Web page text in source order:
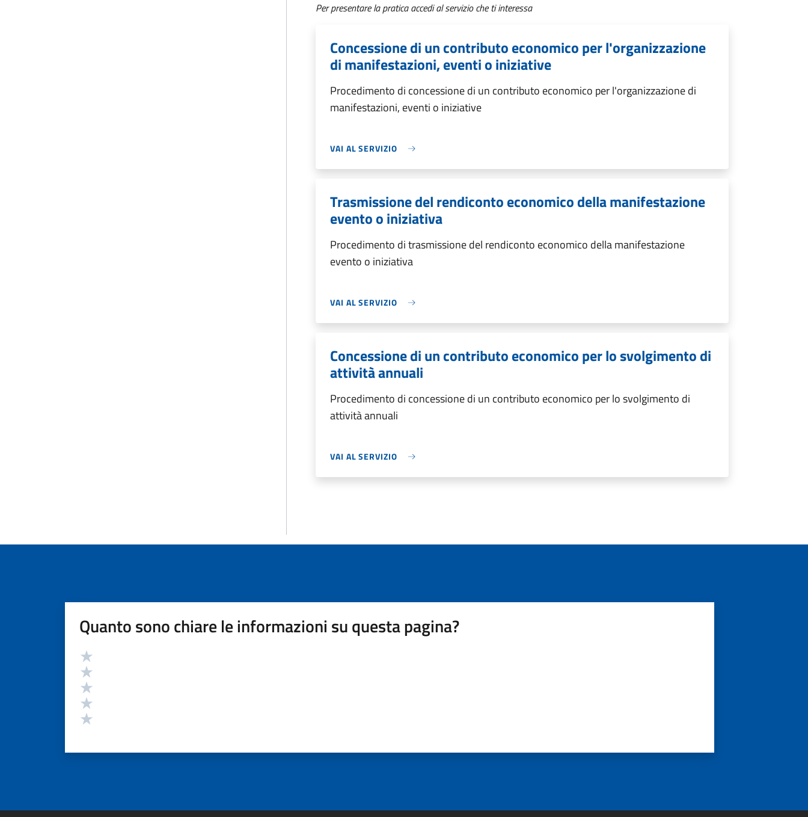
Per presentare la pratica accedi al servizio che ti interessa
Concessione di un contributo economico per l'organizzazione
di manifestazioni, eventi o iniziative
Procedimento di concessione di un contributo economico per l'organizzazione di
manifestazioni, eventi o iniziative
VAI AL SERVIZIO
Trasmissione del rendiconto economico della manifestazione
evento o iniziativa
Procedimento di trasmissione del rendiconto economico della manifestazione
evento o iniziativa
VAI AL SERVIZIO
Concessione di un contributo economico per lo svolgimento di
attività annuali
Procedimento di concessione di un contributo economico per lo svolgimento di
attività annuali
VAI AL SERVIZIO
Quanto sono chiare le informazioni su questa pagina?
Valutazione